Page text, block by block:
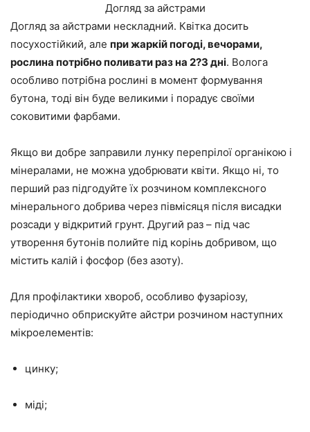
Догляд за айстрами
Догляд за айстрами нескладний. Квітка досить
посухостійкий, але при жаркій погоді, вечорами,
рослина потрібно поливати раз на 2?3 дні. Волога
особливо потрібна рослині в момент формування
бутона, тоді він буде великими і порадує своїми
соковитими фарбами.
Якщо ви добре заправили лунку перепрілої органікою і
мінералами, не можна удобрювати квіти. Якщо ні, то
перший раз підгодуйте їх розчином комплексного
мінерального добрива через півмісяця після висадки
розсади у відкритий грунт. Другий раз – під час
утворення бутонів полийте під корінь добривом, що
містить калій і фосфор (без азоту).
Для профілактики хвороб, особливо фузаріозу,
періодично обприскуйте айстри розчином наступних
мікроелементів:
цинку;
міді;